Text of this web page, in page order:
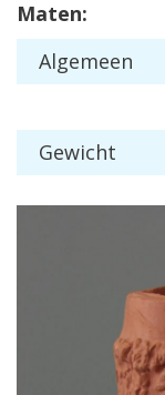
Maten:
Algemeen
Gewicht